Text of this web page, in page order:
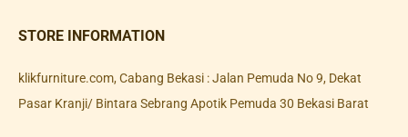
STORE INFORMATION
klikfurniture.com, Cabang Bekasi : Jalan Pemuda No 9, Dekat
Pasar Kranji/ Bintara Sebrang Apotik Pemuda 30 Bekasi Barat